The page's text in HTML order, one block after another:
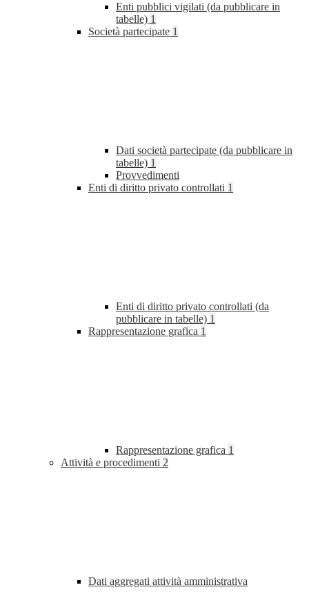
Enti pubblici vigilati (da pubblicare in
tabelle) 1
Società partecipate 1
Dati società partecipate (da pubblicare in
tabelle) 1
Provvedimenti
Enti di diritto privato controllati 1
Enti di diritto privato controllati (da
pubblicare in tabelle) 1
Rappresentazione grafica 1
Rappresentazione grafica 1
Attività e procedimenti 2
Dati aggregati attività amministrativa